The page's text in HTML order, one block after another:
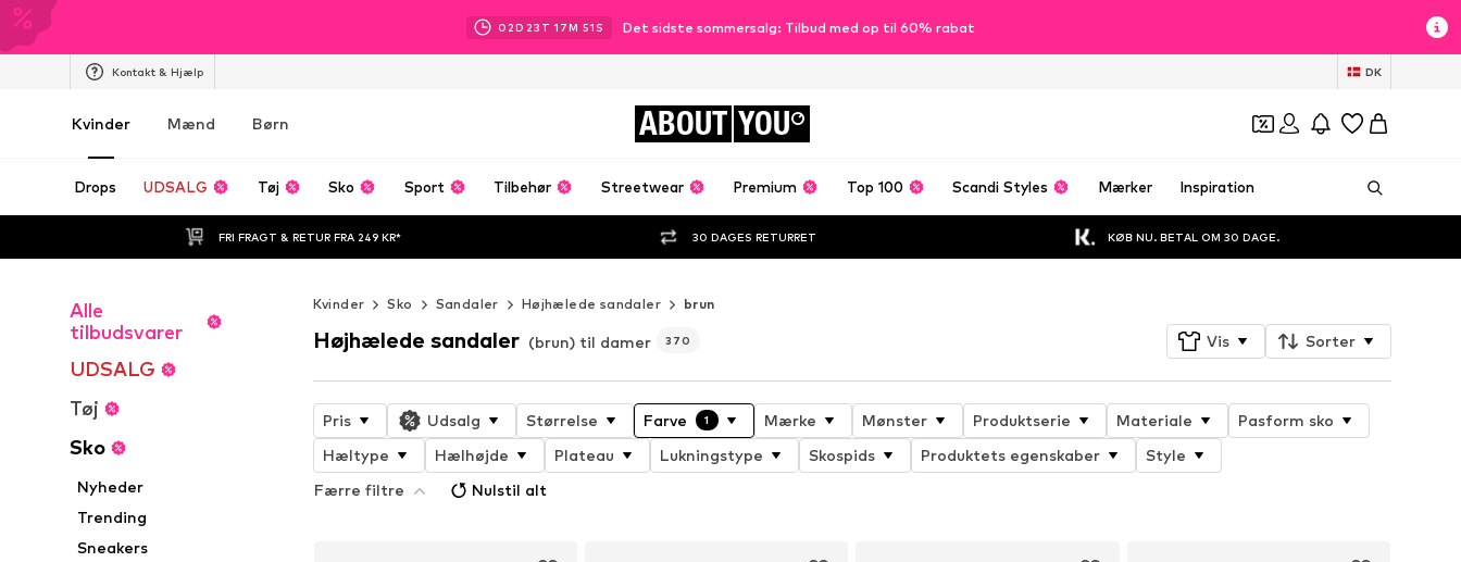
02D 23 T 17M 50 S Det sidste sommersalg: Tilbud med op til 60% rabat
Kontakt & Hjælp DK
Kvinder Mænd Børn ABOUT YOU
Drops UDSALG Tøj Sko Sport Tilbehør Streetwear Premium Top 100 Scandi Styles Mærker Inspiration
FRI FRAGT & RETUR FRA 249 KR* 30 DAGES RETURRET KØB NU. BETAL OM 30 DAGE.
Alle
tilbudsvarer
UDSALG
Tøj
Sko
Nyheder
Trending
Sneakers
Kvinder Sko Sandaler Højhælede sandaler brun
Højhælede sandaler (brun) til damer 370 Vis Sorter
Pris Udsalg Størrelse Farve 1 Mærke Mønster Produktserie Materiale
Pasform sko
Hæltype
Hælhøjde Plateau Lukningstype Skospids Produktets egenskaber
Style
Færre filtre
Nulstil alt